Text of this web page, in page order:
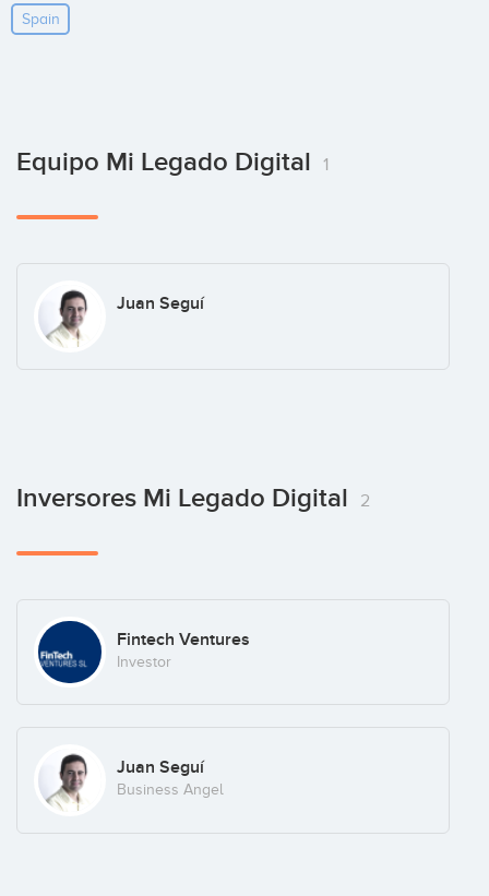
Spain
Equipo Mi Legado Digital 1
Juan Seguí
Inversores Mi Legado Digital 2
Fintech Ventures
Investor
Juan Seguí
Business Angel